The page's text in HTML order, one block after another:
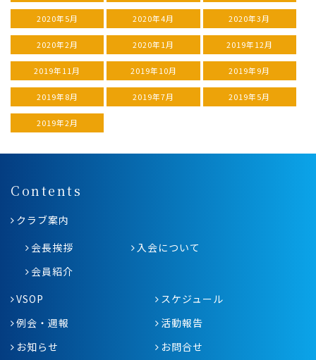
2020年5月 2020年4月 2020年3月
2020年2月 2020年1月 2019年12月
2019年11月 2019年10月 2019年9月
2019年8月 2019年7月 2019年5月
2019年2月
Contents
クラブ案内
会長挨拶
入会について
会員紹介
VSOP
スケジュール
例会・週報
活動報告
お知らせ
お問合せ